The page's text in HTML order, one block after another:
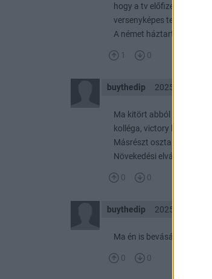
hogy a tv előfizetés a
versenyképes
A német háztartások
1 0
buythedip 2025. 03. 07.
Ma kitört abból a sávból,
kolléga, victory lap neki!
Másrészt osztalékfizető,
Növekedési elvárások
0 0
buythedip 2025. 04. 07.
Ma én is bevásároltam.
0 0